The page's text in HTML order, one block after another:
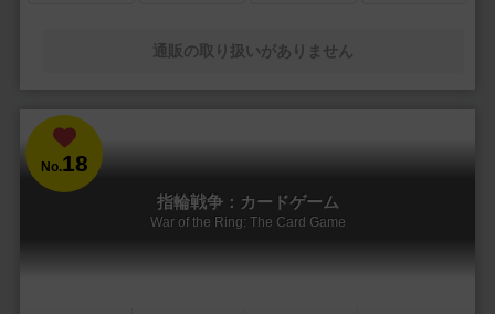
通販の取り扱いがありません
No.18
指輪戦争：カードゲーム
War of the Ring: The Card Game